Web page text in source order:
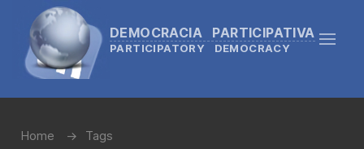
DEMOCRACIA PARTICIPATIVA
PARTICIPATORY DEMOCRACY
Home Tags